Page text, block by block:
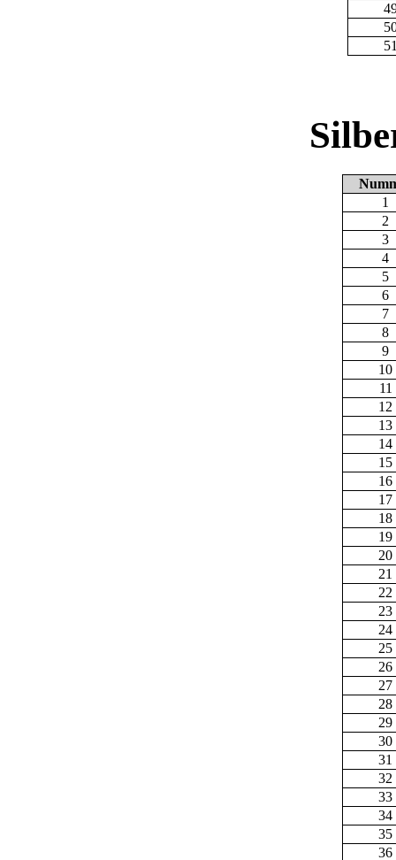
1
2
3
4
5
6
7
8
9
10
11
12
13
14
15
16
17
18
19
20
21
22
23
24
25
26
27
28
29
30
31
32
33
34
35
36